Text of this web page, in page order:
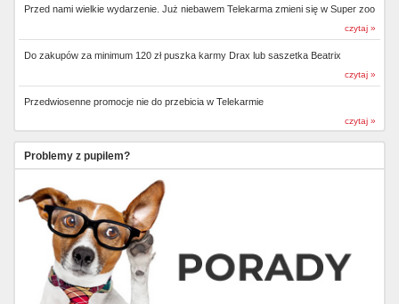
Przed nami wielkie wydarzenie. Już niebawem Telekarma zmieni się w Super zoo
czytaj »
Do zakupów za minimum 120 zł puszka karmy Drax lub saszetka Beatrix
czytaj »
Przedwiosenne promocje nie do przebicia w Telekarmie
czytaj »
Problemy z pupilem?